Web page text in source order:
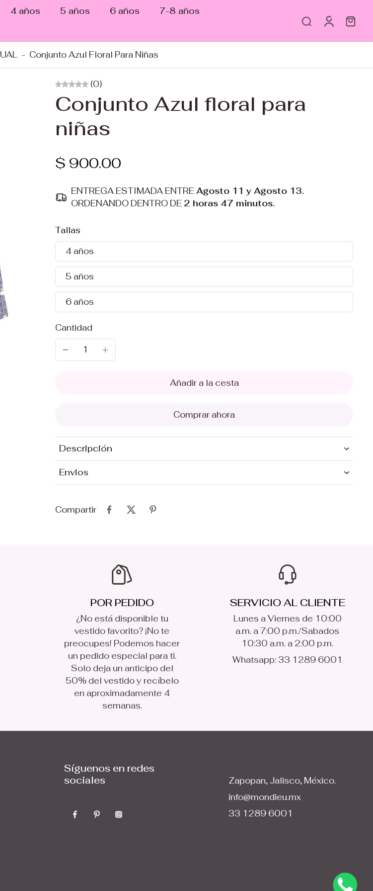
4 años 5 años 6 años
7-8 años
- Conjunto Azul Floral Para Niñas
(0)
Conjunto Azul floral para
niñas
$ 900.00
ENTREGA ESTIMADA ENTREAgosto 11 y Agosto 13.
ORDENANDO DENTRO DE 2 horas 47 minutos.
Tallas
4 años
5 años
6 años
Cantidad
Añadir a la cesta
Comprar ahora
Descripción
Envios
Compartir
POR PEDIDO
¿No está disponible tu
vestido favorito? ¡No te
preocupes! Podemos hacer
un pedido especial para ti.
Solo deja un anticipo del
50% del vestido y recíbelo
en aproximadamente 4
semanas.
SERVICIO AL CLIENTE
Lunes a Viernes de 10:00
a.m. a 7:00 p.m./Sabados
10:30 a.m. a 2:00 p.m.
Whatsapp: 33 1289 6001
Síguenos en redes
sociales
Zapopan, Jalisco, México.
info@mondieu.mx
33 1289 6001